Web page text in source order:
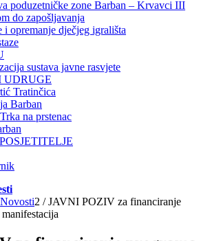
poduzetničke zone Barban – Krvavci III
do zapošljavanja
i opremanje dječjeg igrališta
sustava javne rasvjete
UDRUGE
Tratinčica
Barban
na prstenac
Novosti2 / JAVNI POZIV za financiranje